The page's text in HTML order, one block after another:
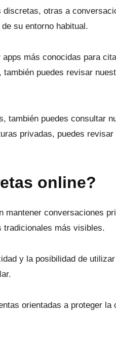
otras a
su entorno habitual.
más conocidas para
puedes revisar
también puedes consultar
privadas, puedes revisar
online?
mantener conversaciones
tradicionales más visibles.
y la posibilidad de
orientadas a proteger la